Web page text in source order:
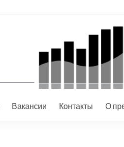
Вакансии Контакты О